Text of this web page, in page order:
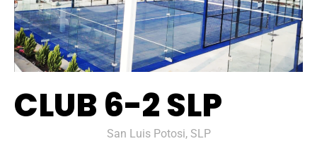
CLUB 6-2 SLP
San Luis Potosi, SLP